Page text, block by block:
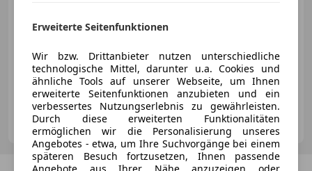
09/2016 72 000 km Benzin 50 kW (68 PS)
Auto Harry
AT-6850 Dornbirn
Erweiterte Seitenfunktionen
Wir bzw. Drittanbieter nutzen unterschiedliche
technologische Mittel, darunter u.a. Cookies und
ähnliche Tools auf unserer Webseite, um Ihnen
erweiterte Seitenfunktionen anzubieten und ein
verbessertes Nutzungserlebnis zu gewährleisten.
Durch diese erweiterten Funktionalitäten
ermöglichen wir die Personalisierung unseres
Angebotes - etwa, um Ihre Suchvorgänge bei einem
späteren Besuch fortzusetzen, Ihnen passende